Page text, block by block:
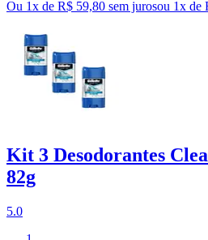
Ou 1x de R$ 59,80 sem jurosou 1x de
Kit 3 Desodorantes
82g
5.0